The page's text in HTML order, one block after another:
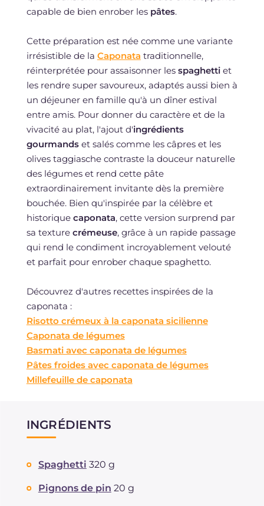
capable de bien enrober les pâtes.
Cette préparation est née comme une variante
irrésistible de la Caponata traditionnelle,
réinterprétée pour assaisonner les spaghettiet
les rendre super savoureux, adaptés aussi bien à
un déjeuner en famille qu'à un dîner estival
entre amis. Pour donner du caractère et de la
vivacité au plat, l'ajout d'ingrédients
gourmandset salés comme les câpres et les
olives taggiasche contraste la douceur naturelle
des légumes et rend cette pâte
extraordinairement invitante dès la première
bouchée. Bien qu'inspirée par la célèbre et
historique caponata, cette version surprend par
sa texture crémeuse, grâce à un rapide passage
qui rend le condiment incroyablement velouté
et parfait pour enrober chaque spaghetto.
Découvrez d'autres recettes inspirées de la
caponata :
Risotto crémeux à la caponata sicilienne
Caponata de légumes
Basmati avec caponata de légumes
Pâtes froides avec caponata de légumes
Millefeuille de caponata
INGRÉDIENTS
Spaghetti 320 g
Pignons de pin 20 g